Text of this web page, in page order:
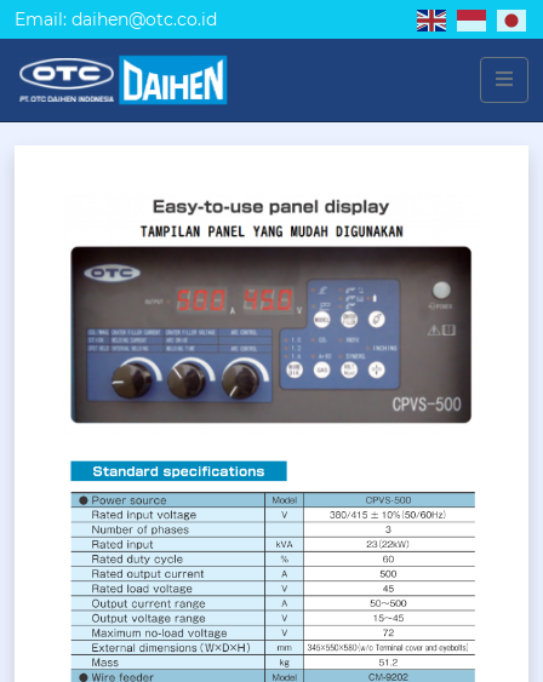
Email: daihen@otc.co.id